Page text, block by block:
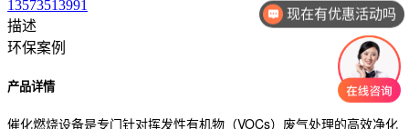
13573513991
描述
环保案例
产品详情
催化燃烧设备是专门针对挥发性有机物（VOCs）废气处理的高效净化
现在有优惠活动吗